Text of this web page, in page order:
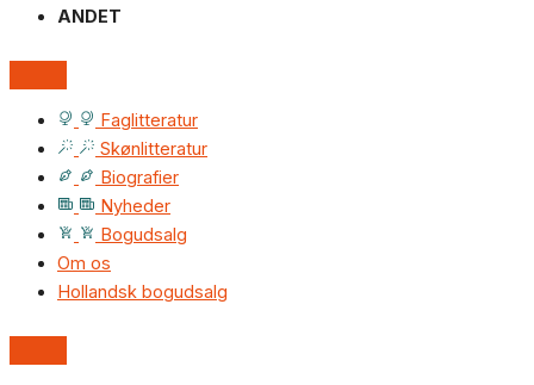
ANDET
Faglitteratur
Skønlitteratur
Biografier
Nyheder
Bogudsalg
Om os
Hollandsk bogudsalg